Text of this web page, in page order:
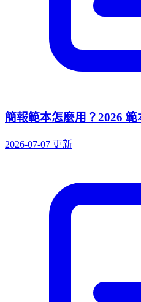
簡報範本怎麼用？2026
2026-07-07 更新